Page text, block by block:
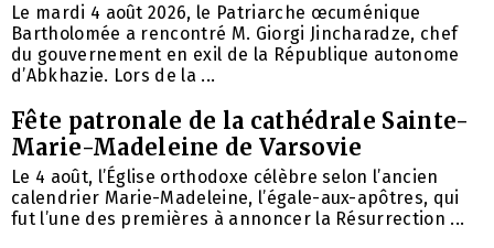
Le mardi 4 août 2026, le Patriarche œcuménique
Bartholomée a rencontré M. Giorgi Jincharadze, chef
du gouvernement en exil de la République autonome
d’Abkhazie. Lors de la ...
Fête patronale de la cathédrale Sainte-
Marie-Madeleine de Varsovie
Le 4 août, l’Église orthodoxe célèbre selon l’ancien
calendrier Marie-Madeleine, l’égale-aux-apôtres, qui
fut l’une des premières à annoncer la Résurrection ...